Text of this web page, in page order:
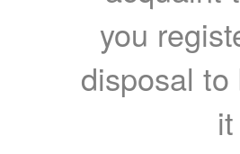
you
disposal